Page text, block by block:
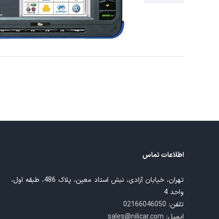
اطلاعات تماس
تهران، خیابان آزادی، نبش استاد معین، پلاک 486، طبقه اول،
واحد 4
تلفن: 02166046050
ایمیل: sales@nilicar.com